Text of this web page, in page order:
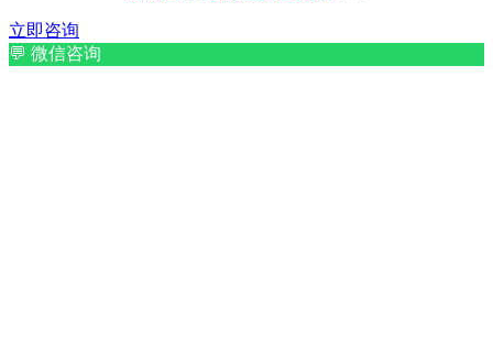
立即咨询
💬 微信咨询